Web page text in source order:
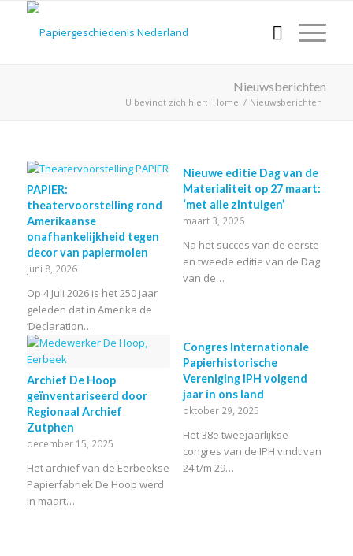
Nieuwsberichten
U bevindt zich hier: Home / Nieuwsberichten
PAPIER:
theatervoorstelling rond
Amerikaanse
onafhankelijkheid tegen
decor van papiermolen
juni 8, 2026
Op 4 Juli 2026 is het 250 jaar
geleden dat in Amerika de
‘Declaration…
Nieuwe editie Dag van de
Materialiteit op 27 maart:
‘met alle zintuigen’
maart 3, 2026
Na het succes van de eerste
en tweede editie van de Dag
van de…
Archief De Hoop
geïnventariseerd door
Regionaal Archief
Zutphen
december 15, 2025
Het archief van de Eerbeekse
Papierfabriek De Hoop werd
in maart…
Congres Internationale
Papierhistorische
Vereniging IPH volgend
jaar in ons land
oktober 29, 2025
Het 38e tweejaarlijkse
congres van de IPH vindt van
24 t/m 29…